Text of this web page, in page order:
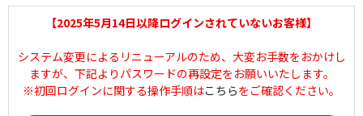
【2025年5月14日以降ログインされていないお客様】
システム変更によるリニューアルのため、大変お手数をおかけし
ますが、下記よりパスワードの再設定をお願いいたします。
※初回ログインに関する操作手順はこちらをご確認ください。